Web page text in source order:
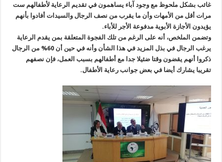
غائب بشكل ملحوظ مع وجود آباء يساهمون في تقديم الرعاية لأطفالهم ست
مرات أقل من الأمهات وأن ما يقرب من نصف الرجال والسيدات أفادوا بأنهم
يؤيدون الأجازة الأبوية مدفوعة الأجر للأباء.
وتضمن الملخص، أنه على الرغم من تلك الفجوة المتعلقة بمن يقدم الرعاية
يرغب الرجال في بذل المزيد في هذا الشأن وأنه في حين أن 60% من الرجال
ذكروا أنهم يقضون وقتا ضئيلا جدا مع أطفالهم بسبب العمل، فإن نصفهم
تقريبا يشارك أيضا في بعض جوانب رعاية الأطفال.